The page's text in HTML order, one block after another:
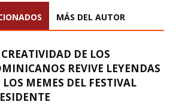
MÁS DEL AUTOR
DE LOS
REVIVE LEYENDAS
LOS MEMES DEL FESTIVAL